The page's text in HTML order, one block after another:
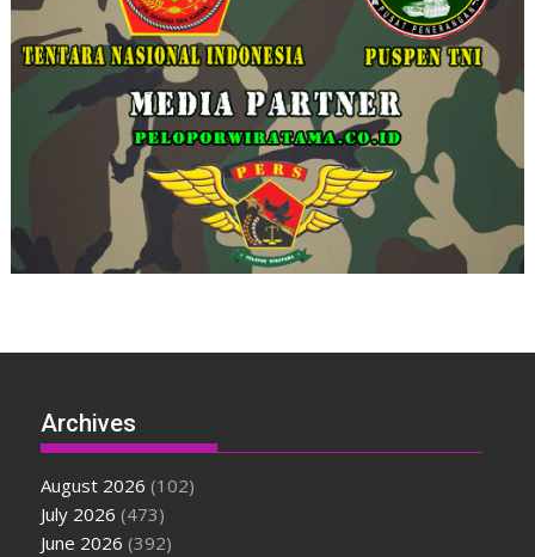
Archives
August 2026 (102)
July 2026 (473)
June 2026 (392)